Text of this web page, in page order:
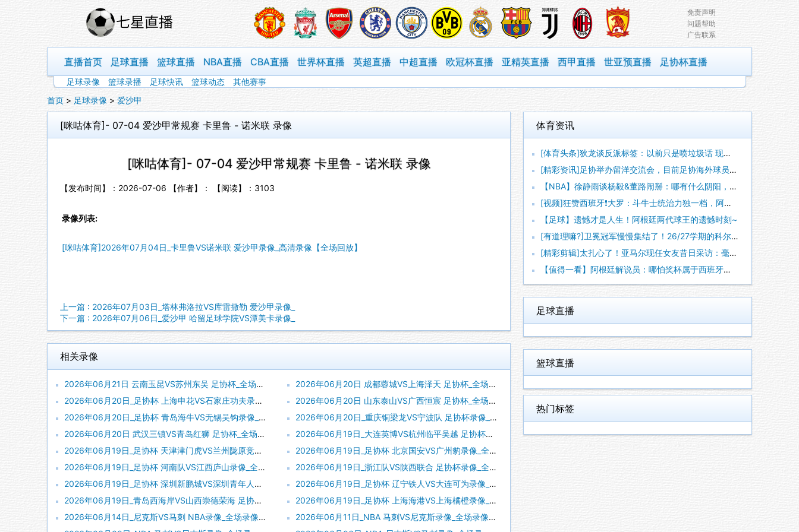
免责声明
问题帮助
广告联系
直播首页 足球直播 篮球直播 NBA直播 CBA直播 世界杯直播 英超直播 中超直播 欧冠杯直播 亚精英直播 西甲直播 世亚预直播 足协杯直播
足球录像 篮球录播 足球快讯 篮球动态
其他赛事
首页 > 足球录像 > 爱沙甲
[咪咕体育]- 07-04 爱沙甲常规赛 卡里鲁 - 诺米联 录像
[咪咕体育]- 07-04 爱沙甲常规赛 卡里鲁 - 诺米联 录像
【发布时间】：2026-07-06 【作者】： 【阅读】： 3103
录像列表:
[咪咕体育]2026年07月04日_卡里鲁VS诺米联 爱沙甲录像_高清录像【全场回放】
上一篇 : 2026年07月03日_塔林弗洛拉VS库雷撒勒 爱沙甲录像_
下一篇 : 2026年07月06日_爱沙甲 哈留足球学院VS潭美卡录像_
相关录像
2026年06月21日 云南玉昆VS苏州东吴 足协杯_全场录像【视频集锦】
2026年06月20日 成都蓉城VS上海泽天 足协杯_全场录像【全场回放】
2026年06月20日_足协杯 上海申花VS石家庄功夫录像_全场录像【视频集锦】
2026年06月20日 山东泰山VS广西恒宸 足协杯_全场录像【视频集锦】
2026年06月20日_足协杯 青岛海牛VS无锡吴钩录像_全场录像【全场回放】
2026年06月20日_重庆铜梁龙VS宁波队 足协杯录像_全场录像【高清回放】
2026年06月20日 武汉三镇VS青岛红狮 足协杯_全场录像【视频集锦】
2026年06月19日_大连英博VS杭州临平吴越 足协杯录像_全场录像【视频集锦】
2026年06月19日_足协杯 天津津门虎VS兰州陇原竞技录像_高清录像【全场回放】
2026年06月19日_足协杯 北京国安VS广州豹录像_全场录像【视频集锦】
2026年06月19日_足协杯 河南队VS江西庐山录像_全场录像【高清回放】
2026年06月19日_浙江队VS陕西联合 足协杯录像_全场录像【视频集锦】
2026年06月19日_足协杯 深圳新鹏城VS深圳青年人录像_高清录像【全场回放】
2026年06月19日_足协杯 辽宁铁人VS大连可为录像_高清录像【全场回放】
2026年06月19日_青岛西海岸VS山西崇德荣海 足协杯录像_全场录像【全场回放】
2026年06月19日_足协杯 上海海港VS上海橘橙录像_全场录像【高清回放】
2026年06月14日_尼克斯VS马刺 NBA录像_全场录像【全场回放】
2026年06月11日_NBA 马刺VS尼克斯录像_全场录像【视频集锦】
体育资讯
[体育头条]狄龙谈反派标签：以前只是喷垃圾话 现在我用它来展
[精彩资讯]足协举办留洋交流会，目前足协海外球员专版收录12
【NBA】徐静雨谈杨毅&董路闹掰：哪有什么阴阳，各自表达看法
[视频]狂赞西班牙❗大罗：斗牛士统治力独一档，阿根廷有梅西也
【足球】遗憾才是人生！阿根廷两代球王的遗憾时刻~
[有道理嘛?]卫冕冠军慢慢集结了！26/27学期的科尔尼开学
[精彩剪辑]太扎心了！亚马尔现任女友昔日采访：毫无疑问更喜欢
【值得一看】阿根廷解说员：哪怕奖杯属于西班牙，梅西早已唤醒阿
足球直播
篮球直播
热门标签